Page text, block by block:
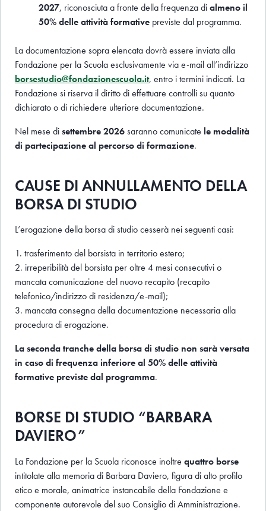
2027, riconosciuta a fronte della frequenza dialmeno il
50% delle attività formative previste dal programma.
La documentazione sopra elencata dovrà essere inviata alla
Fondazione per la Scuola esclusivamente via e-mail all’indirizzo
borsestudio@fondazionescuola.it, entro i termini indicati. La
Fondazione si riserva il diritto di effettuare controlli su quanto
dichiarato o di richiedere ulteriore documentazione.
Nel mese disettembre 2026saranno comunicate le modalità
di partecipazione al percorso di formazione.
CAUSE DI ANNULLAMENTO DELLA
BORSA DI STUDIO
L’erogazione della borsa di studio cesserà nei seguenti casi:
1. trasferimento del borsista in territorio estero;
2. irreperibilità del borsista per oltre 4 mesi consecutivi o
mancata comunicazione del nuovo recapito (recapito
telefonico/indirizzo di residenza/e-mail);
3. mancata consegna della documentazione necessaria alla
procedura di erogazione.
La seconda tranche della borsa di studio non sarà versata
in caso di frequenza inferiore al 50% delle attività
formative previste dal programma.
BORSE DI STUDIO “BARBARA
DAVIERO”
La Fondazione per la Scuola riconosce inoltre quattro borse
intitolate alla memoria di Barbara Daviero, figura di alto profilo
etico e morale, animatrice instancabile della Fondazione e
componente autorevole del suo Consiglio di Amministrazione.